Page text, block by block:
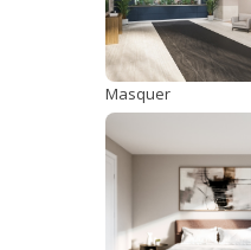
Masquer